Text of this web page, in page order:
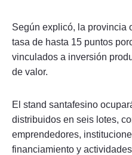
Según explicó, la provincia
tasa de hasta 15 puntos
vinculados a inversión
de valor.
El stand santafesino
distribuidos en seis lotes,
emprendedores,
financiamiento y